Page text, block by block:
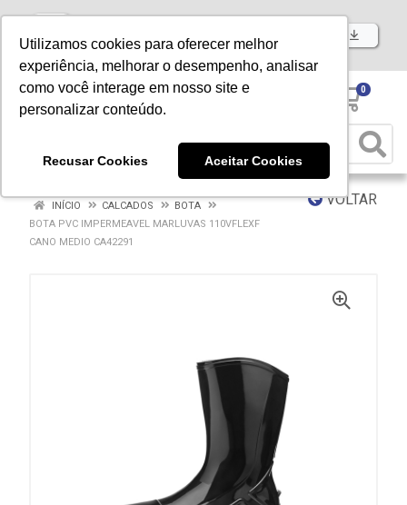
Utilizamos cookies para oferecer melhor
experiência, melhorar o desempenho, analisar
como você interage em nosso site e
personalizar conteúdo.
Recusar Cookies Aceitar Cookies
Baixe já nosso APP
0
VOLTAR
INÍCIO CALCADOS
BOTA
BOTA PVC IMPERMEAVEL MARLUVAS 110VFLEXF
CANO MEDIO CA42291